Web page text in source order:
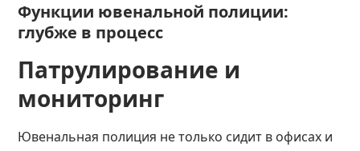
Функции ювенальной полиции:
глубже в процесс
Патрулирование и
мониторинг
Ювенальная полиция не только сидит в офисах и